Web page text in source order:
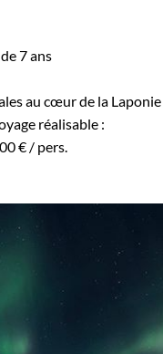
7 ans
au cœur de la Laponie
réalisable :
€ / pers.